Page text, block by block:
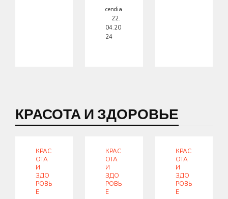
cendia
22.
04.20
24
КРАСОТА И ЗДОРОВЬЕ
КРАС
ОТА
И
ЗДО
РОВЬ
Е
КРАС
ОТА
И
ЗДО
РОВЬ
Е
КРАС
ОТА
И
ЗДО
РОВЬ
Е